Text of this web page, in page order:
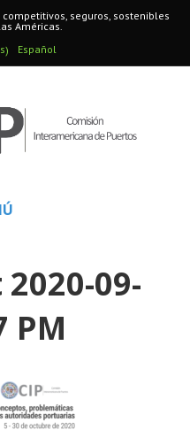
seguros, sostenibles
Américas.
) Español
09-
PM